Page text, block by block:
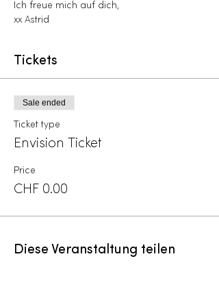
Ich freue mich auf dich,
xx Astrid
Tickets
Sale ended
Ticket type
Envision Ticket
Price
CHF 0.00
Diese Veranstaltung teilen